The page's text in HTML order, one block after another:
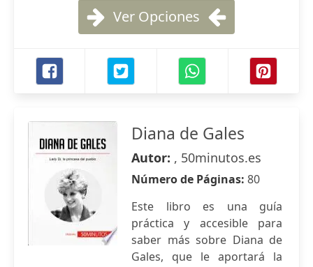
Ver Opciones
Diana de Gales
Autor: , 50minutos.es
Número de Páginas: 80
Este libro es una guía
práctica y accesible para
saber más sobre Diana de
Gales, que le aportará la